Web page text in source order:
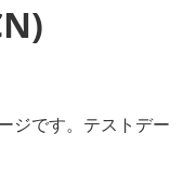
ジです。テストデー